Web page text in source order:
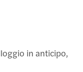
in anticipo,